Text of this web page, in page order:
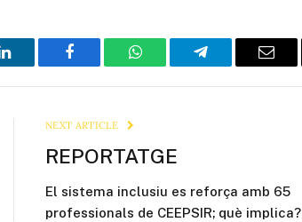
LinkedIn Facebook WhatsAppTelegram
NEXT ARTICLE
REPORTATGE
El sistema inclusiu es reforça amb 65
professionals de CEEPSIR; què implica?